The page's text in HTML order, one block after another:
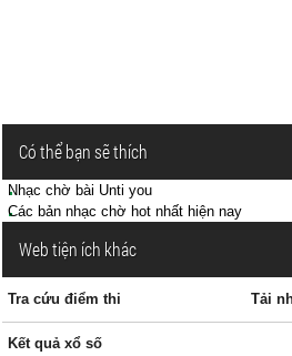
Có thể bạn sẽ thích
Nhạc chờ bài Unti you
Các bản nhạc chờ hot nhất hiện nay
Web tiện ích khác
Tra cứu điểm thi Tải
Kết quả xổ số